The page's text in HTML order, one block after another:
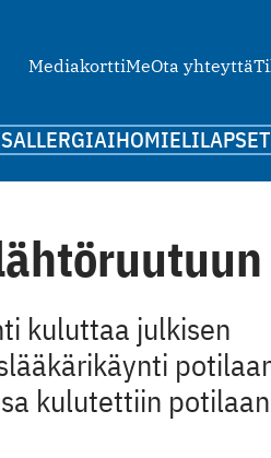
MediakorttiMeOta yhteyttä
ALLERGIAIHOMIELILAPSET
kuluttaa julkisen
kulutettiin potilaan